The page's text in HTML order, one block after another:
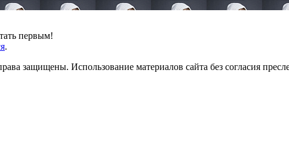
первым!
.
защищены. Использование материалов сайта без согласия